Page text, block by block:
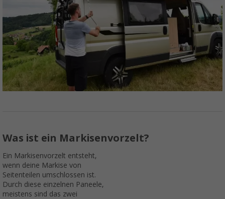
Was ist ein Markisenvorzelt?
Ein Markisenvorzelt entsteht,
wenn deine Markise von
Seitenteilen umschlossen ist.
Durch diese einzelnen Paneele,
meistens sind das zwei